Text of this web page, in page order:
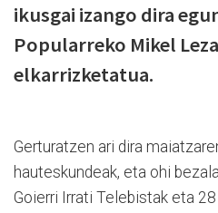
ikusgai izango dira
Popularreko Mikel
elkarrizketatua.
Gerturatzen ari dira
hauteskundeak, eta ohi
Goierri Irrati Telebistak eta